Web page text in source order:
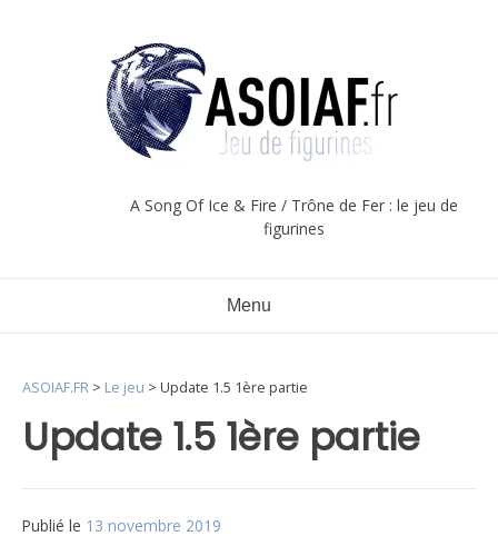
A Song Of Ice & Fire / Trône de Fer : le jeu de
figurines
Menu
Update 1.5 1ère partie
ASOIAF.FR > Le jeu > Update 1.5 1ère partie
Publié le 13 novembre 2019